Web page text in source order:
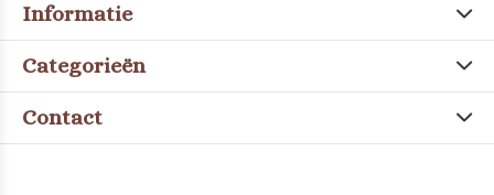
Informatie
Categorieën
Contact